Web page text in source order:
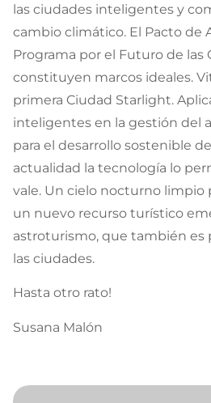
las ciudades inteligentes y
cambio climático. El Pacto de
Programa por el Futuro de las
constituyen marcos ideales.
primera Ciudad Starlight.
inteligentes en la gestión del
para el desarrollo sostenible
actualidad la tecnología lo
vale. Un cielo nocturno limpio
un nuevo recurso turístico
astroturismo, que también es
las ciudades.
Hasta otro rato!
Susana Malón